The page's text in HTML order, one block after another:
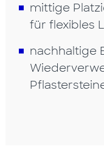
mittige
für flexibles
nachhaltige